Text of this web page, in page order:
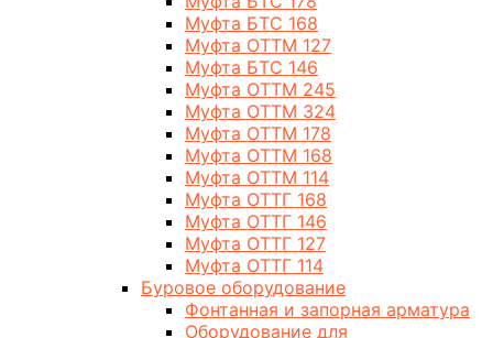
Муфта БТС 168
Муфта ОТТМ 127
Муфта БТС 146
Муфта ОТТМ 245
Муфта ОТТМ 324
Муфта ОТТМ 178
Муфта ОТТМ 168
Муфта ОТТМ 114
Муфта ОТТГ 168
Муфта ОТТГ 146
Муфта ОТТГ 127
Муфта ОТТГ 114
Буровое оборудование
Фонтанная и запорная арматура
Оборудование для